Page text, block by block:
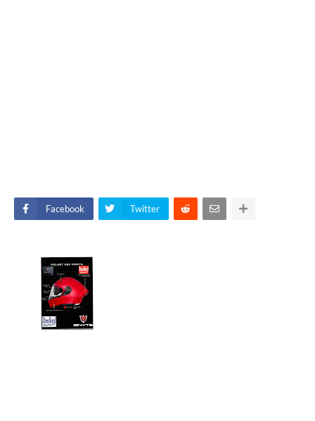
Facebook Twitter